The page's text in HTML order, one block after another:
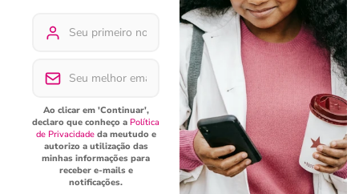
Ao clicar em 'Continuar',
declaro que conheço a Política
de Privacidadeda meutudo e
autorizo a utilização das
minhas informações para
receber e-mails e
notificações.